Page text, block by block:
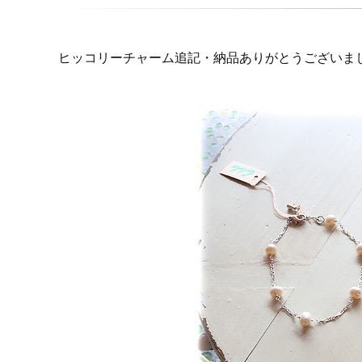
ヒッコリーチャーム追記・納品ありがとうございま